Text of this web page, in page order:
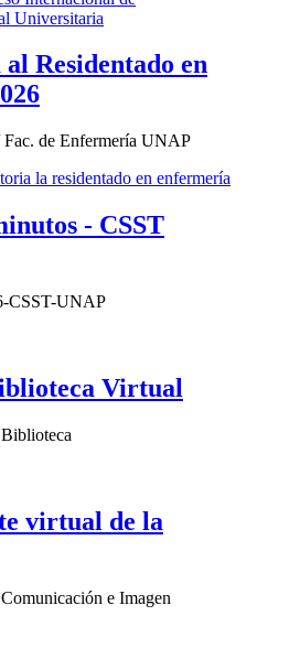
Residentado en
de Enfermería UNAP
- CSST
CSST-UNAP
Virtual
virtual de la
e Imagen